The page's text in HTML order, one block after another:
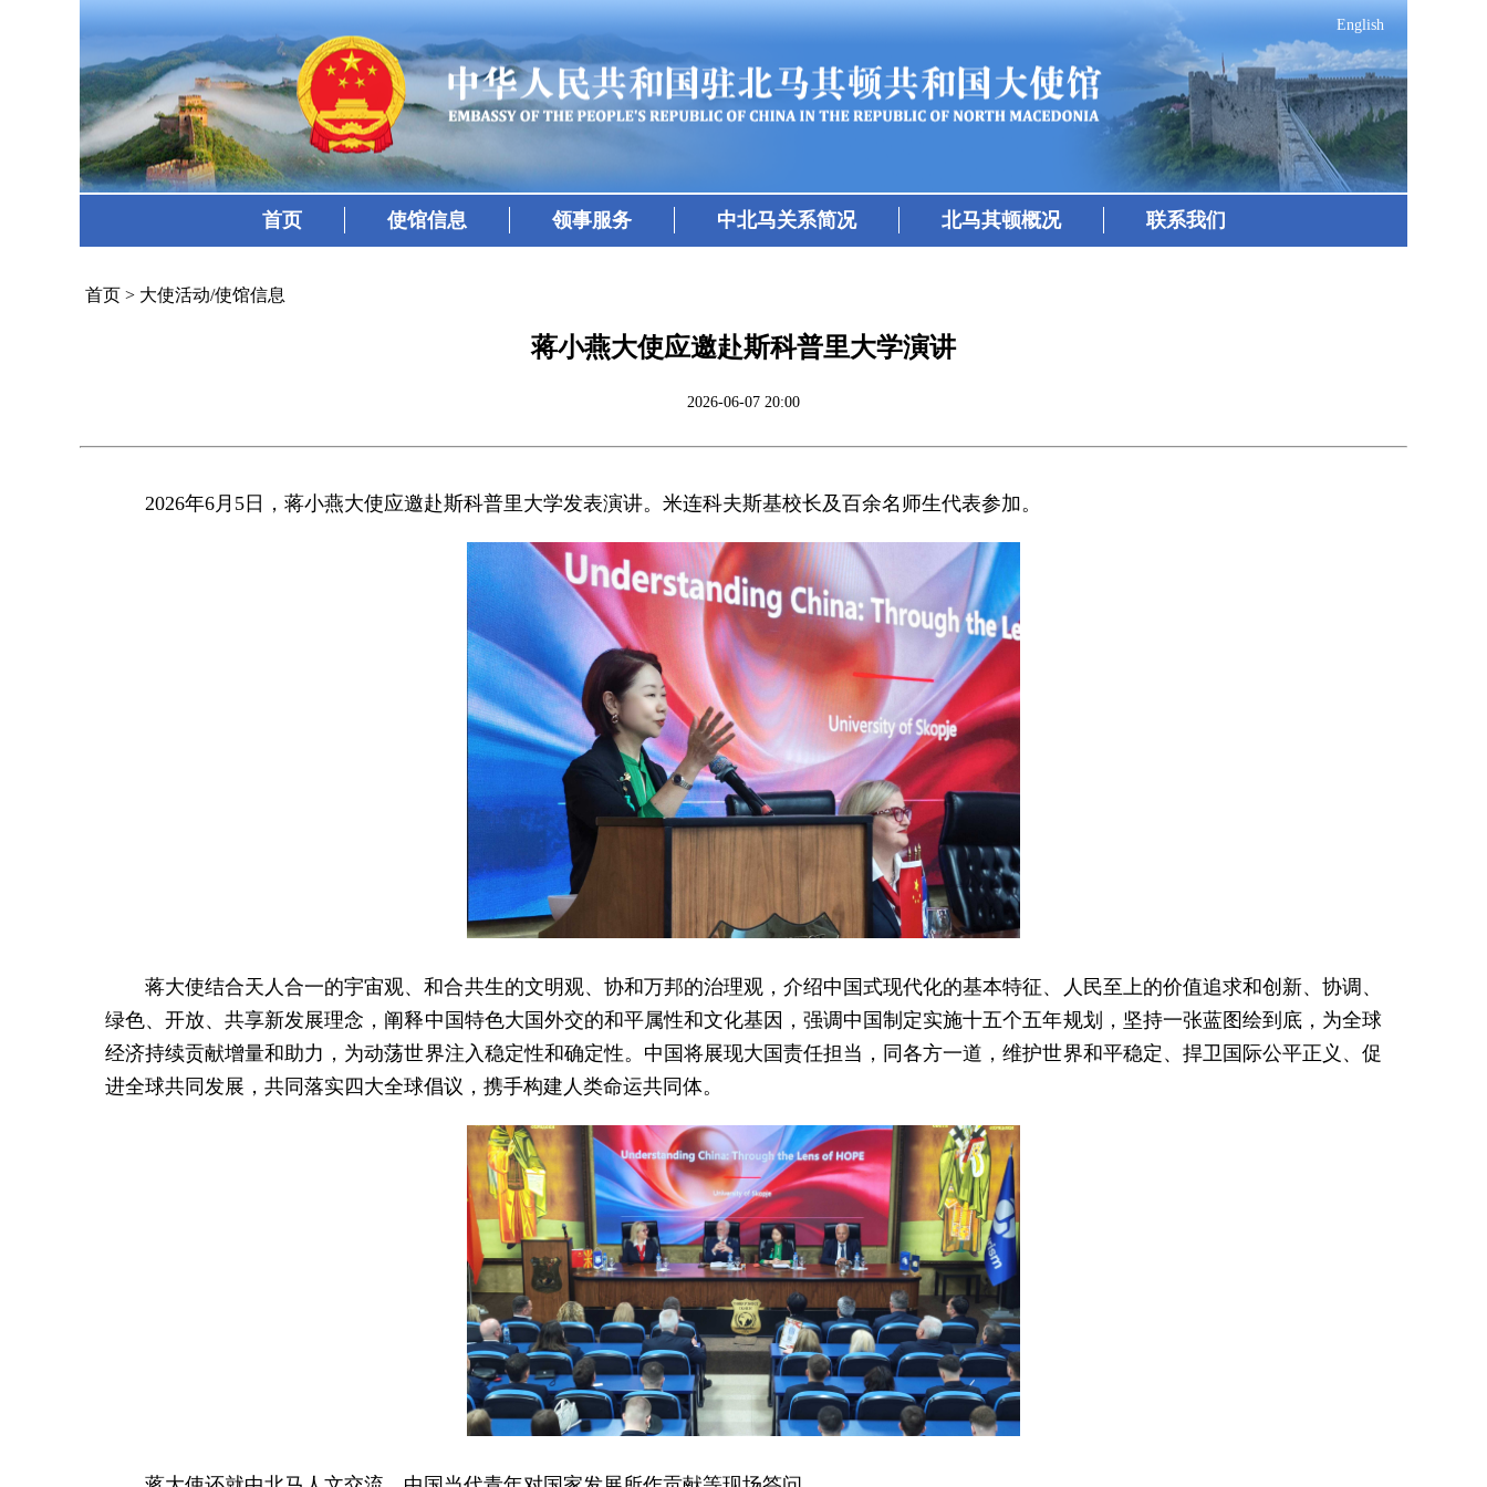
English
首页 使馆信息 领事服务 中北马关系简况 北马其顿概况 联系我们
首页 > 大使活动/使馆信息
蒋小燕大使应邀赴斯科普里大学演讲
2026-06-07 20:00
2026年6月5日，蒋小燕大使应邀赴斯科普里大学发表演讲。米连科夫斯基校长及百余名师生代表参加。
蒋大使结合天人合一的宇宙观、和合共生的文明观、协和万邦的治理观，介绍中国式现代化的基本特征、人民至上的价值追求和创新、协调、
绿色、开放、共享新发展理念，阐释中国特色大国外交的和平属性和文化基因，强调中国制定实施十五个五年规划，坚持一张蓝图绘到底，为全球
经济持续贡献增量和助力，为动荡世界注入稳定性和确定性。中国将展现大国责任担当，同各方一道，维护世界和平稳定、捍卫国际公平正义、促
进全球共同发展，共同落实四大全球倡议，携手构建人类命运共同体。